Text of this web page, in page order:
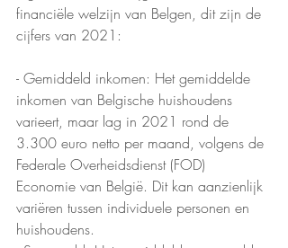
financiële welzijn van Belgen, dit zijn de
cijfers van 2021:
- Gemiddeld inkomen: Het gemiddelde
inkomen van Belgische huishoudens
varieert, maar lag in 2021 rond de
3.300 euro netto per maand, volgens de
Federale Overheidsdienst (FOD)
Economie van België. Dit kan aanzienlijk
variëren tussen individuele personen en
huishoudens.